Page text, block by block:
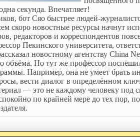
секунда. Впечатляет!
бот Сяо быстрее людей-
скоро новостные ресурсы начнут
редакторов и корреспондентов
Пекинского университета,
новостному агентству China
объёма. Но тут же профессор
Например, она не умеет брать
вести диалог в определённом
— это не каждому человеку под
по крайней мере до тех пор,